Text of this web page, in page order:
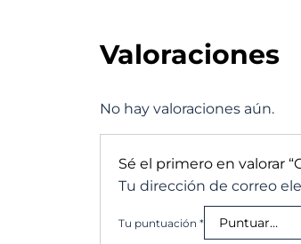
Valoraciones
No hay valoraciones aún.
Sé el primero en valorar
Tu dirección de correo
Tu puntuación *